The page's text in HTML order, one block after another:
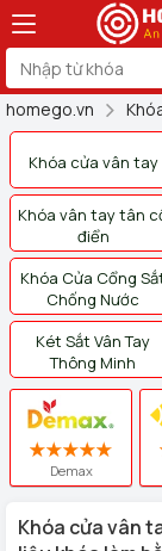
homego.vn
Khóa cửa vân tay
Khóa vân tay tân
điển
Khóa Cửa Cổng
Chống Nước
Két Sắt Vân Tay
Thông Minh
Demax
Khóa cửa vân